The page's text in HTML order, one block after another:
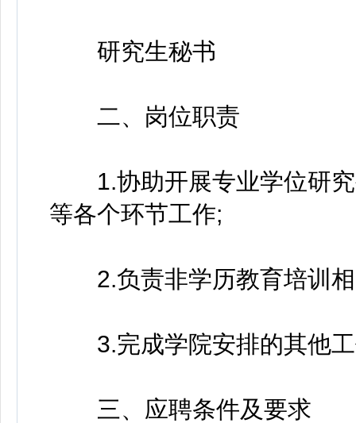
研究生秘书
二、岗位职责
1.协助开展专业学位研究
等各个环节工作;
2.负责非学历教育培训相
3.完成学院安排的其他工
三、应聘条件及要求